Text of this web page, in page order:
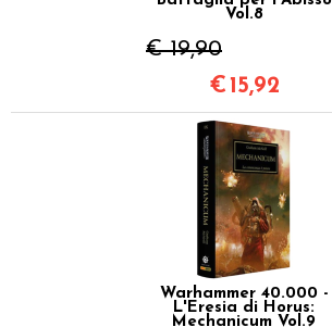
Vol.8
€ 19,90
€ 15,92
Warhammer 40.000 -
L'Eresia di Horus:
Mechanicum Vol.9